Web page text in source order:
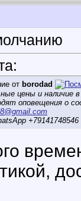
от borodad
цены и наличие
оповещения о
+79141748546